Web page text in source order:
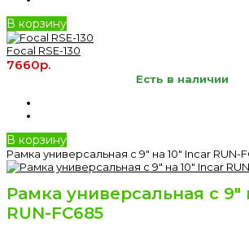
В корзину
Focal RSE-130
7660р.
Есть в наличии
В корзину
Рамка универсальная с 9" на 10" Incar RUN-
Рамка универсальная с 9"
RUN-FC685